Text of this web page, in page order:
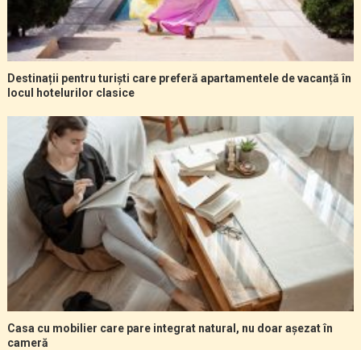
Destinații pentru turiști care preferă apartamentele de vacanță în
locul hotelurilor clasice
Casa cu mobilier care pare integrat natural, nu doar așezat în
cameră